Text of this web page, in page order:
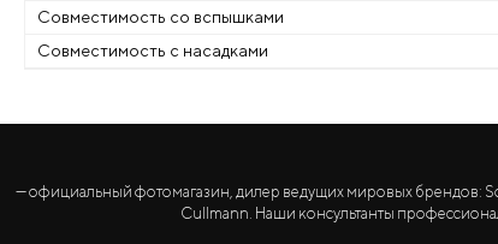
Совместимость со вспышками
Совместимость с насадками
— официальный фотомагазин, дилер ведущих мировых брендов:
Cullmann. Наши консультанты